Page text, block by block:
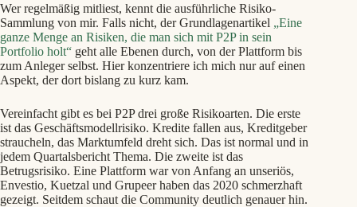
Wer regelmäßig mitliest, kennt die ausführliche Risiko-
Sammlung von mir. Falls nicht, der Grundlagenartikel „Eine
ganze Menge an Risiken, die man sich mit P2P in sein
Portfolio holt“ geht alle Ebenen durch, von der Plattform bis
zum Anleger selbst. Hier konzentriere ich mich nur auf einen
Aspekt, der dort bislang zu kurz kam.
Vereinfacht gibt es bei P2P drei große Risikoarten. Die erste
ist das Geschäftsmodellrisiko. Kredite fallen aus, Kreditgeber
straucheln, das Marktumfeld dreht sich. Das ist normal und in
jedem Quartalsbericht Thema. Die zweite ist das
Betrugsrisiko. Eine Plattform war von Anfang an unseriös,
Envestio, Kuetzal und Grupeer haben das 2020 schmerzhaft
gezeigt. Seitdem schaut die Community deutlich genauer hin.